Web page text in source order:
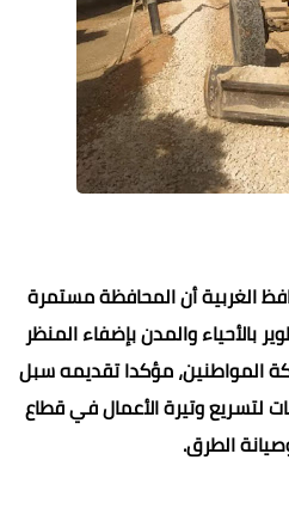
الغربية أن المحافظة مستمرة
والمدن بإضفاء المنظر
المواطنين، مؤكدا تقديمه سبل
لتسريع وتيرة الأعمال في قطاع
الطرق.